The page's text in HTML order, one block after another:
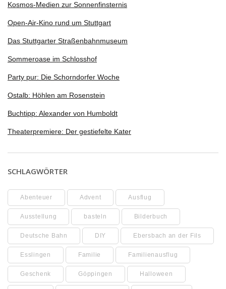
Kosmos-Medien zur Sonnenfinsternis
Open-Air-Kino rund um Stuttgart
Das Stuttgarter Straßenbahnmuseum
Sommeroase im Schlosshof
Party pur: Die Schorndorfer Woche
Ostalb: Höhlen am Rosenstein
Buchtipp: Alexander von Humboldt
Theaterpremiere: Der gestiefelte Kater
SCHLAGWÖRTER
Abenteuer Advent Ausflug
Ausstellung basteln Bilderbuch
Deutsche Bahn DIY Ebersbach an der Fils
Esslingen Familie Familienausflug
Geschenk Göppingen Halloween